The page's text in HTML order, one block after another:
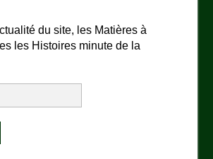
du site, les Matières à
les Histoires minute de la